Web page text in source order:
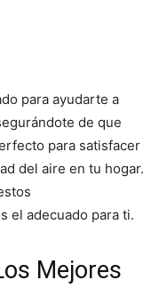
para ayudarte a
de que
para satisfacer
del aire en tu hogar.
el adecuado para ti.
Mejores